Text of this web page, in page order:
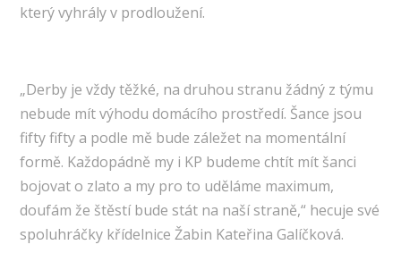
který vyhrály v prodloužení.
„Derby je vždy těžké, na druhou stranu žádný z týmu
nebude mít výhodu domácího prostředí. Šance jsou
fifty fifty a podle mě bude záležet na momentální
formě. Každopádně my i KP budeme chtít mít šanci
bojovat o zlato a my pro to uděláme maximum,
doufám že štěstí bude stát na naší straně,“ hecuje své
spoluhráčky křídelnice Žabin Kateřina Galíčková.